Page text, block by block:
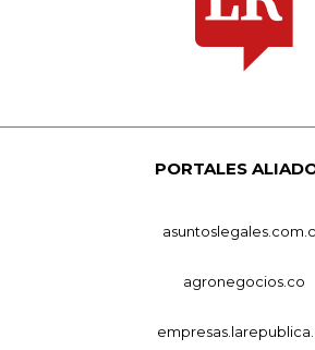
PORTALES
agronegocios.co